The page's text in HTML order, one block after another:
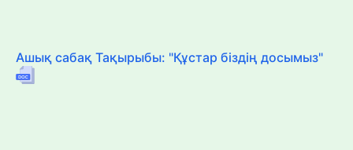
Ашық сабақ Тақырыбы: "Құстар біздің досымыз"